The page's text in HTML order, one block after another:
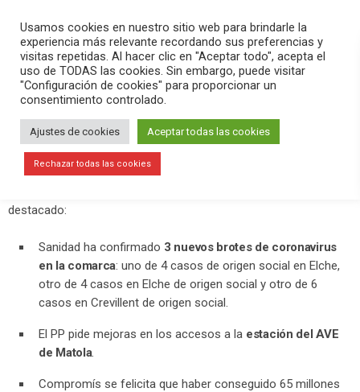
search menu pause PLAY
diciembre 9, 2020
El PP pide mejoras en la estación del
AVE y Compromís aplaude el dinero
para conectar el aeropuerto por tren
destacado:
Sanidad ha confirmado 3 nuevos brotes de coronavirus
en la comarca: uno de 4 casos de origen social en Elche,
otro de 4 casos en Elche de origen social y otro de 6
casos en Crevillent de origen social.
El PP pide mejoras en los accesos a la estación del AVE
de Matola.
Compromís se felicita que haber conseguido 65 millones
Usamos cookies en nuestro sitio web para brindarle la
experiencia más relevante recordando sus preferencias y
visitas repetidas. Al hacer clic en "Aceptar todo", acepta el
uso de TODAS las cookies. Sin embargo, puede visitar
"Configuración de cookies" para proporcionar un
consentimiento controlado.
Ajustes de cookies Aceptar todas las cookies
Rechazar todas las cookies